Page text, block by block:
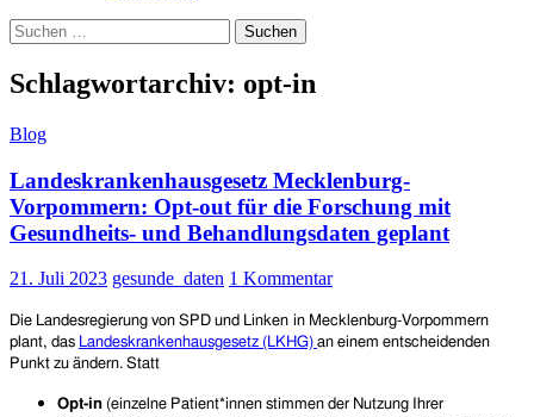
Suchen
nach:
Schlagwortarchiv: opt-in
Blog
Landeskrankenhausgesetz Mecklenburg-
Vorpommern: Opt-out für die Forschung mit
Gesundheits- und Behandlungsdaten geplant
21. Juli 2023 gesunde_daten 1 Kommentar
Die Landesregierung von SPD und Linken in Mecklenburg-Vorpommern
plant, das Landeskrankenhausgesetz (LKHG) an einem entscheidenden
Punkt zu ändern. Statt
Opt-in (einzelne Patient*innen stimmen der Nutzung Ihrer